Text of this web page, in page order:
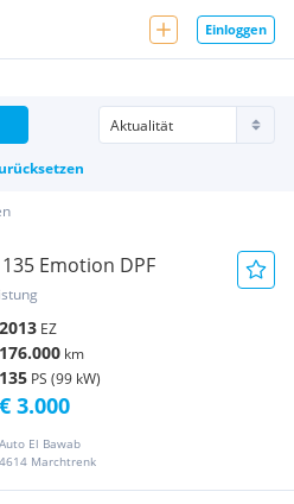
Einloggen
Emotion DPF
2013 EZ
176.000 km
135 PS (99 kW)
Auto El Bawab
4614 Marchtrenk
€ 3.000